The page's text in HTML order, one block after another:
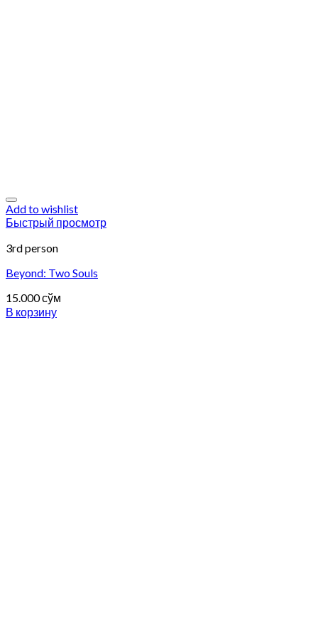
Add to wishlist
Быстрый просмотр
3rd person
Beyond: Two Souls
15.000сўм
В корзину